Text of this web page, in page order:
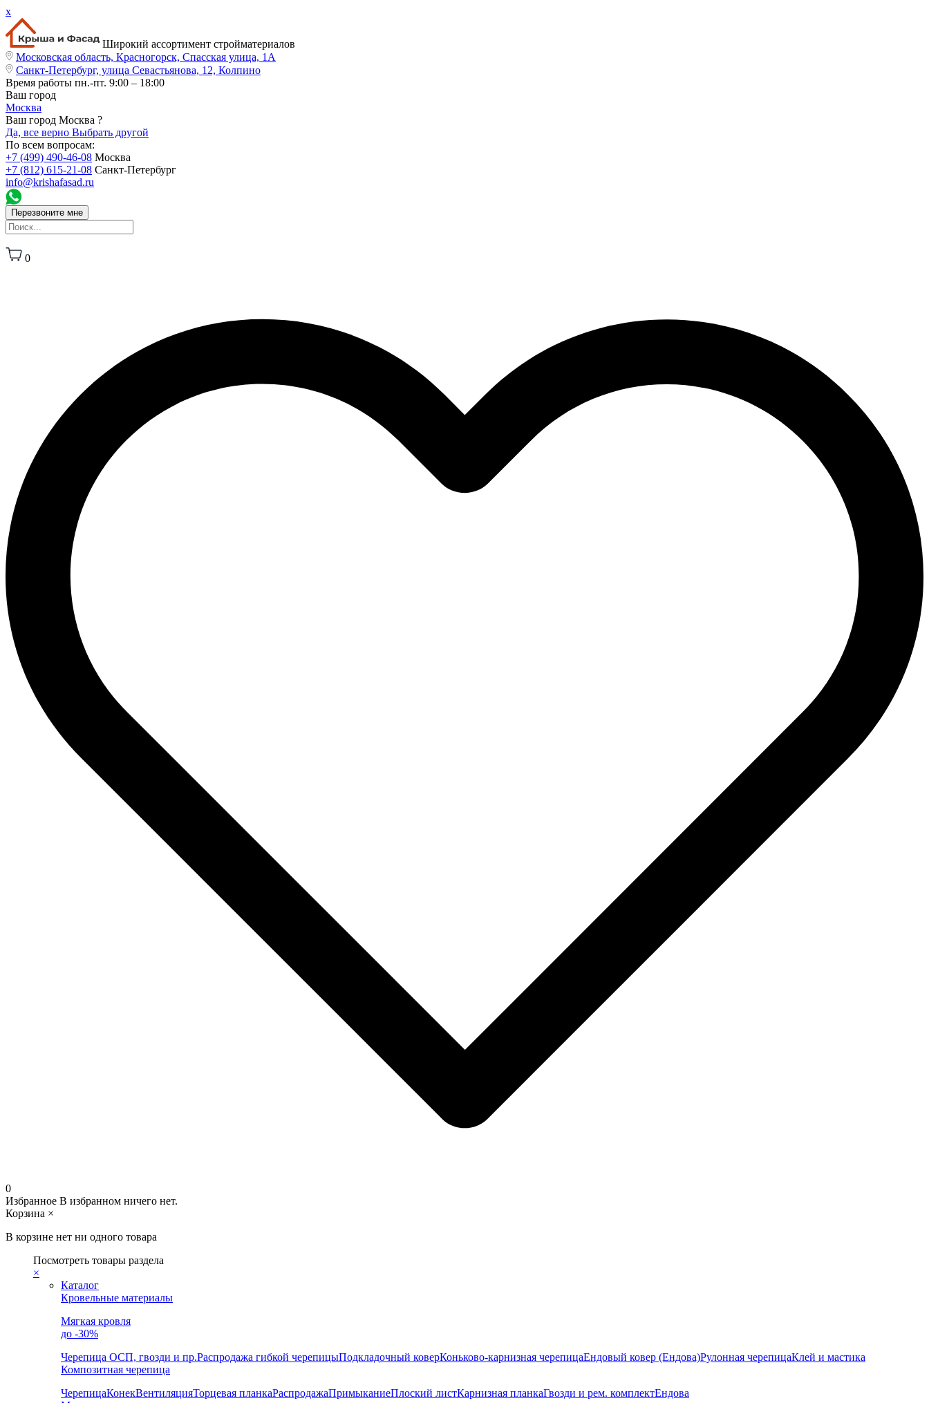
x
Широкий ассортимент стройматериалов
Московская область, Красногорск, Спасская улица, 1А
Санкт-Петербург, улица Севастьянова, 12, Колпино
Время работы пн.-пт. 9:00 – 18:00
Ваш город
Москва
Ваш город Москва ?
Да, все верно Выбрать другой
По всем вопросам:
+7 (499) 490-46-08 Москва
+7 (812) 615-21-08 Санкт-Петербург
info@krishafasad.ru
Перезвоните мне
0
0
Избранное В избранном ничего нет.
Корзина ×
В корзине нет ни одного товара
Посмотреть товары раздела
×
Каталог
Кровельные материалы
Мягкая кровля
до -30%
Черепица ОСП, гвозди и пр.Распродажа гибкой черепицыПодкладочный коверКоньково-карнизная черепицаЕндовый ковер (Ендова)Рулонная черепицаКлей и мастика
Композитная черепица
ЧерепицаКонекВентиляцияТорцевая планкаРаспродажаПримыканиеПлоский листКарнизная планкаГвозди и рем. комплектЕндова